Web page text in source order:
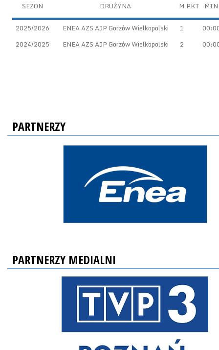
SEZON DRUŻYNA M PKT MIN
2025/2026 ENEA AZS AJP Gorzów Wielkopolski 1
2024/2025
ENEA AZS AJP Gorzów Wielkopolski 2
PARTNERZY
PARTNERZY MEDIALNI